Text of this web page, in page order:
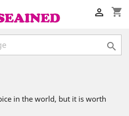
shopping_cart


in the world, but it is worth